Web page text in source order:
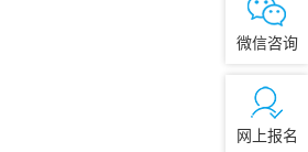
微信咨询
网上报名